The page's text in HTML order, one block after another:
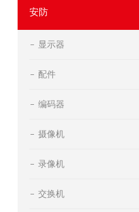
安防
显示器
配件
编码器
摄像机
录像机
交换机